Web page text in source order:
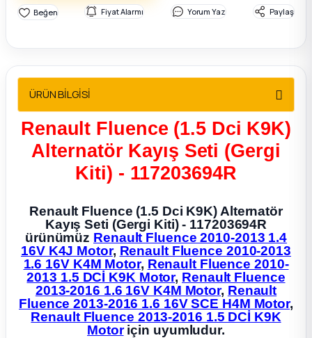
Parça
Parça
Parça
Fiyat Alarmı Yorum Yaz Paylaş
ÜRÜN BİLGİSİ
Renault Fluence (1.5 Dci K9K)
Alternatör Kayış Seti (Gergi
Kiti) - 117203694R
Renault Fluence (1.5 Dci K9K) Alternatör
Kayış Seti (Gergi Kiti) - 117203694R
ürünümüz Renault Fluence 2010-2013 1.4
16V K4J Motor, Renault Fluence 2010-2013
1.6 16V K4M Motor, Renault Fluence 2010-
2013 1.5 DCİ K9K Motor, Renault Fluence
2013-2016 1.6 16V K4M Motor, Renault
Fluence 2013-2016 1.6 16V SCE H4M Motor,
Renault Fluence 2013-2016 1.5 DCİ K9K
Motoriçin uyumludur.